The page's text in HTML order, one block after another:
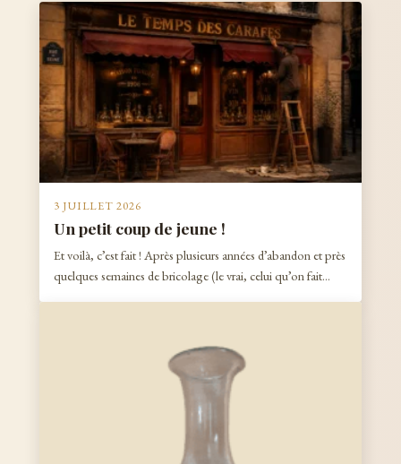
3 JUILLET 2026
Un petit coup de jeune !
Et voilà, c’est fait ! Après plusieurs années d’abandon et près
quelques semaines de bricolage (le vrai, celui qu’on fait…